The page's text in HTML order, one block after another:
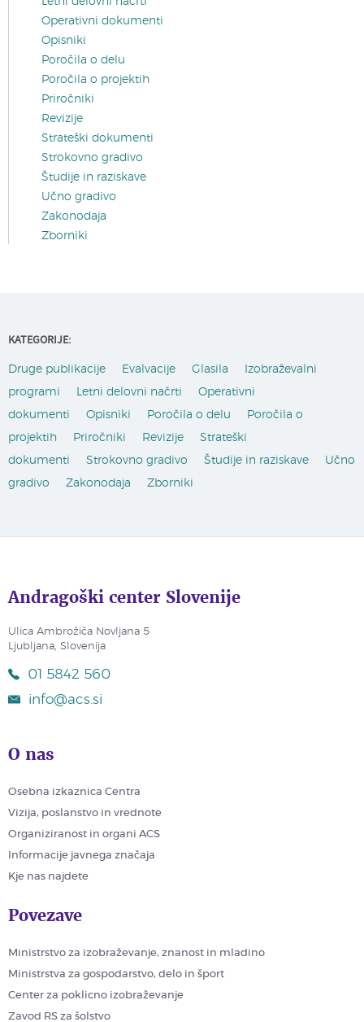
Operativni dokumenti
Opisniki
Poročila o delu
Poročila o projektih
Priročniki
Revizije
Strateški dokumenti
Strokovno gradivo
Študije in raziskave
Učno gradivo
Zakonodaja
Zborniki
KATEGORIJE:
Druge publikacije Evalvacije Glasila
Izobraževalni
programi
Letni delovni načrti
Operativni
dokumenti
Opisniki Poročila o delu
Poročila o
projektih
Priročniki Revizije
Strateški
dokumenti
Strokovno gradivo Študije in raziskave
Učno
gradivo
Zakonodaja Zborniki
Andragoški center Slovenije
Ulica Ambrožiča Novljana 5
Ljubljana, Slovenija
01 5842 560
info@acs.si
O nas
Osebna izkaznica Centra
Vizija, poslanstvo in vrednote
Organiziranost in organi ACS
Informacije javnega značaja
Kje nas najdete
Povezave
Ministrstvo za izobraževanje, znanost in mladino
Ministrstva za gospodarstvo, delo in šport
Center za poklicno izobraževanje
Zavod RS za šolstvo